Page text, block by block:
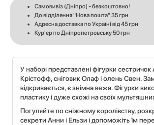
Самовивіз (Дніпро) - безкоштовно!
До відділення "Нова пошта" 35 грн
Адресна доставка по Україні від 45 грн
Кур'єр по Дніпропетровську 50 грн
У наборі представлені фігурки сестричок
Крістофф, сніговик Олаф і олень Свен.
відкривається, є знімна вежа. Фігурки
пластику і дуже схожі на своїх
Погуляйте по сніжному королівству,
секрети Анни і Ельзи і допоможіть їм